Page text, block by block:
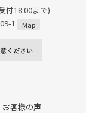
付18:00まで)
1
Map
お客様の声